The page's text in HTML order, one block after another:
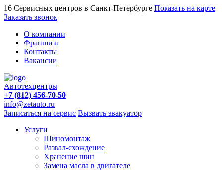
16 Сервисных центров в Санкт-Петербурге Показать на карте
Заказать звонок
О компании
Франшиза
Контакты
Вакансии
Автотехцентры
+7 (812) 456-70-50
info@zetauto.ru
Записаться на сервис Вызвать эвакуатор
Услуги
Шиномонтаж
Развал-схождение
Хранение шин
Замена масла в двигателе